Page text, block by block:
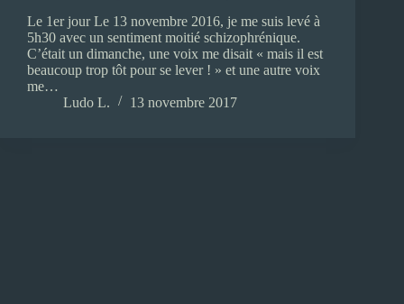
Le 1er jour Le 13 novembre 2016, je me suis levé à
5h30 avec un sentiment moitié schizophrénique.
C’était un dimanche, une voix me disait « mais il est
beaucoup trop tôt pour se lever ! » et une autre voix
me…
Ludo L.
13 novembre 2017